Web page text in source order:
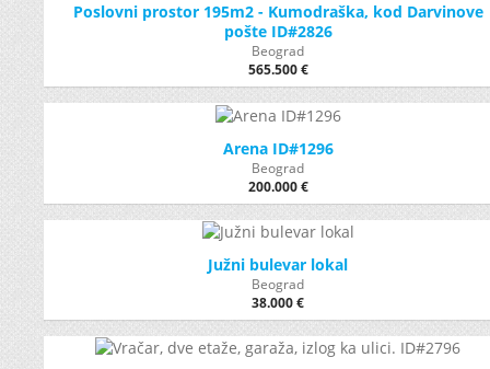
Poslovni prostor 195m2 - Kumodraška, kod Darvinove
pošte ID#2826
Beograd
565.500 €
Arena ID#1296
Beograd
200.000 €
Južni bulevar lokal
Beograd
38.000 €